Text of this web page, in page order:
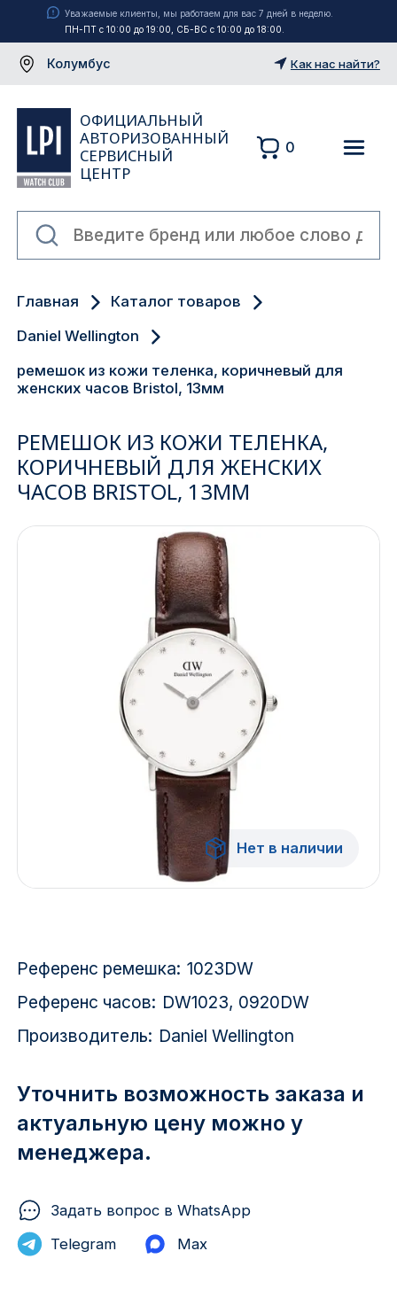
Уважаемые клиенты, мы работаем для вас 7 дней в неделю.
ПН-ПТ с 10:00 до 19:00, СБ-ВС с 10:00 до 18:00.
Колумбус
Екатеринбург
Новосибирск
Ижевск
Архангельск
Владивосток
Кемерово
1 Поселок
2-я Смирновка
52127 городок
Как нас найти?
ОФИЦИАЛЬНЫЙ
АВТОРИЗОВАННЫЙ
СЕРВИСНЫЙ
ЦЕНТР
0
Главная
Каталог товаров
Daniel Wellington
ремешок из кожи теленка, коричневый для
женских часов Bristol, 13мм
РЕМЕШОК ИЗ КОЖИ ТЕЛЕНКА,
КОРИЧНЕВЫЙ ДЛЯ ЖЕНСКИХ
ЧАСОВ BRISTOL, 13ММ
Нет в наличии
Референс ремешка: 1023DW
Референс часов: DW1023, 0920DW
Производитель: Daniel Wellington
Уточнить возможность заказа и
актуальную цену можно у
менеджера.
Задать вопрос в WhatsApp
Telegram
Max